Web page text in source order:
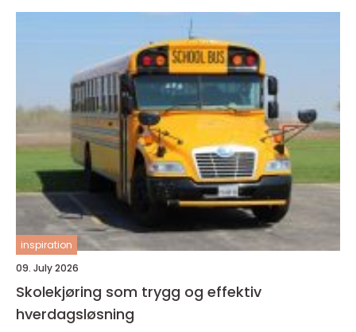
inspiration
09. July 2026
Skolekjøring som trygg og effektiv
hverdagsløsning